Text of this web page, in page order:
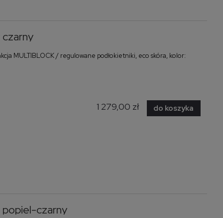
MULTIBLOCK / regulowane podłokietniki, eco skóra, kolor:
1 279,00 zł do koszyka
czarny